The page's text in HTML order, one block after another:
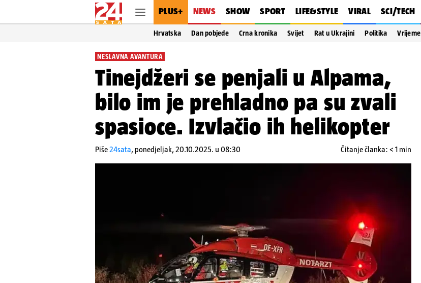
PLUS+ NEWS SHOW SPORT LIFE&STYLE VIRAL SCI/TECH
Hrvatska Dan pobjede Crna kronika Svijet Rat u Ukrajini Politika Vrijeme
NESLAVNA AVANTURA
Tinejdžeri se penjali u Alpama,
bilo im je prehladno pa su zvali
spasioce. Izvlačio ih helikopter
Piše24sata, ponedjeljak, 20.10.2025. u 08:30 Čitanje članka: < 1 min